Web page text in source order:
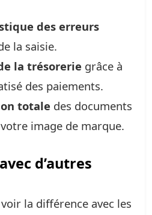
des erreurs
la saisie.
la trésorerie grâce à
des paiements.
totale des documents
image de marque.
d’autres
la différence avec les